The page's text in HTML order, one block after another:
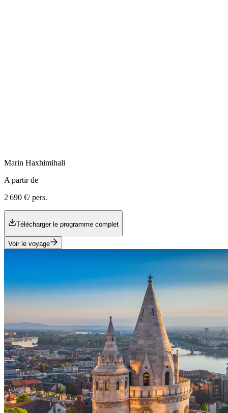
Marin Haxhimihali
A partir de
2 690 €/ pers.
Télécharger le programme complet
Voir le voyage